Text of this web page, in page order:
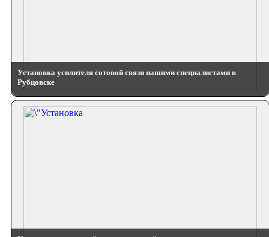
Установка усилителя сотовой связи нашими специалистами в
Рубцовске